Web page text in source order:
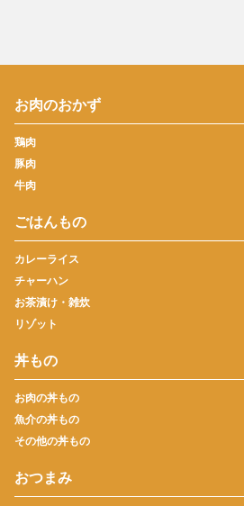
お肉のおかず
鶏肉
豚肉
牛肉
ごはんもの
カレーライス
チャーハン
お茶漬け・雑炊
リゾット
丼もの
お肉の丼もの
魚介の丼もの
その他の丼もの
おつまみ